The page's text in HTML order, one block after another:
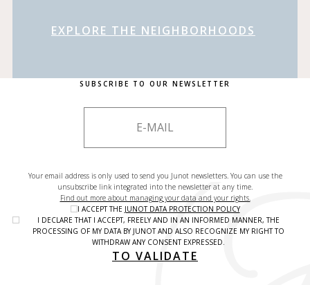
EXPLORE THE NEIGHBORHOODS
SUBSCRIBE TO OUR NEWSLETTER
Your email address is only used to send you Junot newsletters. You can use the
unsubscribe link integrated into the newsletter at any time.
Find out more about managing your data and your rights.
I ACCEPT THE JUNOT DATA PROTECTION POLICY
I DECLARE THAT I ACCEPT, FREELY AND IN AN INFORMED MANNER, THE
PROCESSING OF MY DATA BY JUNOT AND ALSO RECOGNIZE MY RIGHT TO
WITHDRAW ANY CONSENT EXPRESSED.
TO VALIDATE